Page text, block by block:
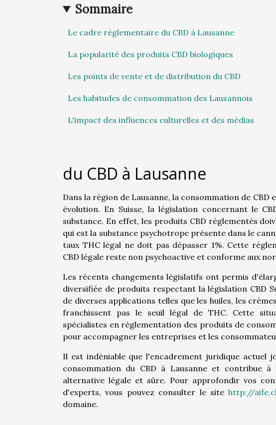
Sommaire
Le cadre réglementaire du CBD à Lausanne
La popularité des produits CBD biologiques
Les points de vente et de distribution du CBD
Les habitudes de consommation des Lausannois
L'impact des influences culturelles et des médias
du CBD à Lausanne
Dans la région de Lausanne, la consommation de
évolution. En Suisse, la législation concernant le
substance. En effet, les produits CBD réglementés
qui est la substance psychotrope présente dans le
taux THC légal ne doit pas dépasser 1%. Cette
CBD légale reste non psychoactive et conforme aux
Les récents changements législatifs ont permis
diversifiée de produits respectant la législation CBD
de diverses applications telles que les huiles, les
franchissent pas le seuil légal de THC. Cette
spécialistes en réglementation des produits de
pour accompagner les entreprises et les
Il est indéniable que l'encadrement juridique actuel
consommation du CBD à Lausanne et contribue
alternative légale et sûre. Pour approfondir vos
d'experts, vous pouvez consulter le sitehttp://
domaine.